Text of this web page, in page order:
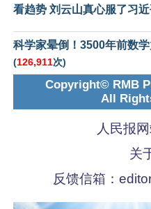
看趋势 刘云山真心服了习
科学家晕倒！3500年前数
(126,911次)
Copyright© RMB
All
人民报
关
反馈信箱：